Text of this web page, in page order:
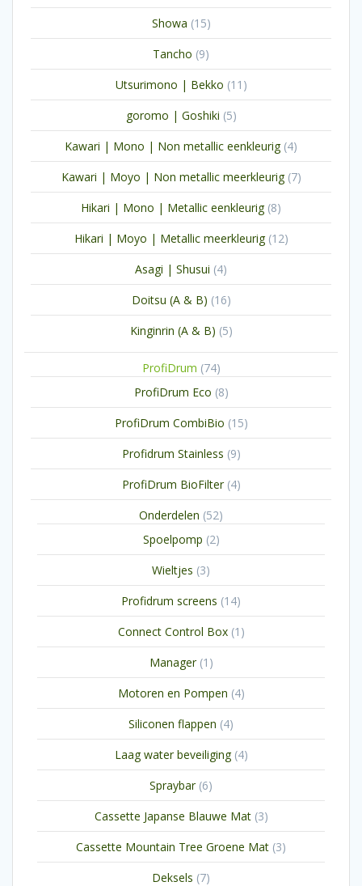
producten
Showa 1515
producten
Tancho 99
producten
Utsurimono | Bekko 11 11
producten
goromo | Goshiki 55
producten
Kawari | Mono | Non metallic eenkleurig 44
producten
Kawari | Moyo | Non metallic meerkleurig 77
producten
Hikari | Mono | Metallic eenkleurig 88
producten
Hikari | Moyo | Metallic meerkleurig 1212
producten
Asagi | Shusui 44
producten
Doitsu (A & B) 1616
producten
Kinginrin (A & B) 55
ProfiDrum 7474
ProfiDrum Eco 88
producten
ProfiDrum CombiBio 1515
producten
Profidrum Stainless 99
producten
ProfiDrum BioFilter 44
producten
Onderdelen 5252
Spoelpomp 22
producten
Wieltjes 33
producten
Profidrum screens 1414
producten
Connect Control Box 1 1
product
Manager 1 1
product
Motoren en Pompen 44
producten
Siliconen flappen 44
producten
Laag water beveiliging 44
producten
Spraybar 66
producten
Cassette Japanse Blauwe Mat 33
producten
Cassette Mountain Tree Groene Mat 33
producten
Deksels 77